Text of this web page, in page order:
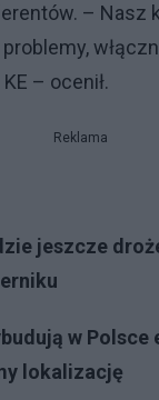
– Nasz
– ocenił.
Reklama
jeszcze
w Polsce
lokalizację